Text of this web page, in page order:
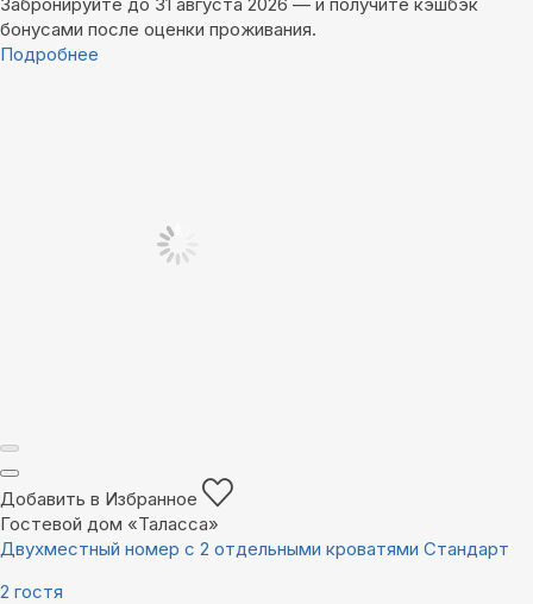
бонусами после оценки проживания.
Подробнее
Добавить в Избранное
Гостевой дом «Таласса»
Двухместный номер с 2 отдельными кроватями Стандарт
2 гостя